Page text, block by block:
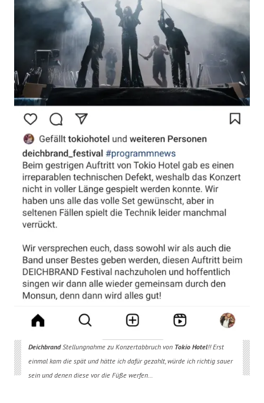
DeichbrandStellungnahme zu Konzertabbruch von Tokio Hotel!! Erst
einmal kam die spät und hätte ich dafür gezahlt, würde ich richtig sauer
sein und denen diese vor die Füße werfen…